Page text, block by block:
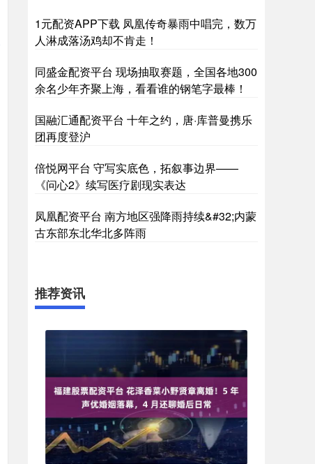
1元配资APP下载 凤凰传奇暴雨中唱完，数万
人淋成落汤鸡却不肯走！
同盛金配资平台 现场抽取赛题，全国各地300
余名少年齐聚上海，看看谁的钢笔字最棒！
国融汇通配资平台 十年之约，唐·库普曼携乐
团再度登沪
倍悦网平台 守写实底色，拓叙事边界——
《问心2》续写医疗剧现实表达
凤凰配资平台 南方地区强降雨持续&#32;内蒙
古东部东北华北多阵雨
推荐资讯